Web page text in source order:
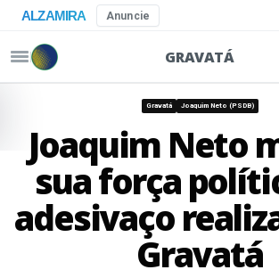
ALZAMIRA Anuncie
GRAVATÁ
Gravatá Joaquim Neto (PSDB)
Joaquim Neto
sua força
adesivaço
Gravatá